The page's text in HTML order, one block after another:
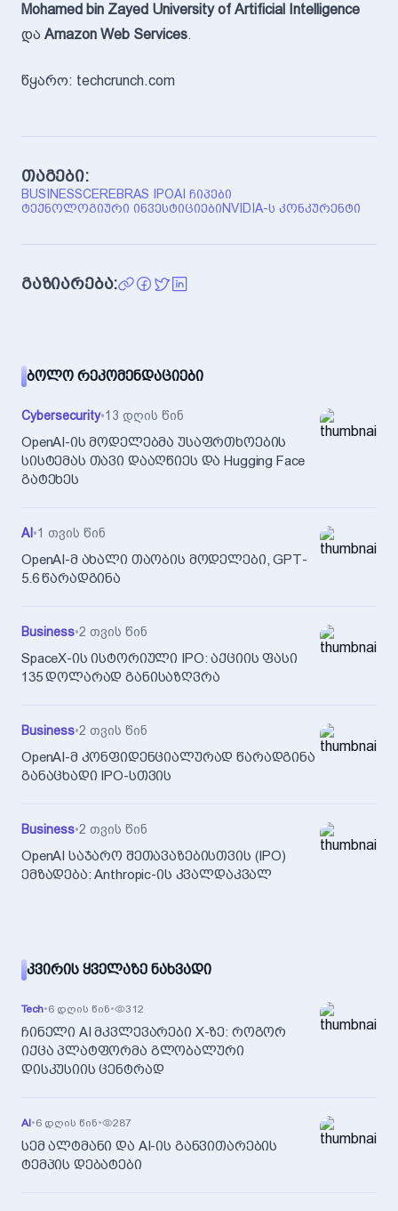
Mohamed bin Zayed University of Artificial Intelligence
და Amazon Web Services.
წყარო: techcrunch.com
თაგები:
BUSINESSCEREBRAS IPOAI ᲩᲘᲞᲔᲑᲘ
ᲢᲔᲥᲜᲝᲚᲝᲒᲘᲣᲠᲘ ᲘᲜᲕᲔᲡᲢᲘᲪᲘᲔᲑᲘNVIDIA-Ს ᲙᲝᲜᲙᲣᲠᲔᲜᲢᲘ
გაზიარება:
ᲑᲝᲚᲝ ᲠᲔᲙᲝᲛᲔᲜᲓᲐᲪᲘᲔᲑᲘ
Cybersecurity•13 დღის წინ
OpenAI-ის მოდელებმა უსაფრთხოების
სისტემას თავი დააღწიეს და Hugging Face
გატეხეს
AI •1 თვის წინ
OpenAI-მ ახალი თაობის მოდელები, GPT-
5.6 წარადგინა
Business•2 თვის წინ
SpaceX-ის ისტორიული IPO: აქციის ფასი
135 დოლარად განისაზღვრა
Business•2 თვის წინ
OpenAI-მ კონფიდენციალურად წარადგინა
განაცხადი IPO-სთვის
Business•2 თვის წინ
OpenAI საჯარო შეთავაზებისთვის (IPO)
ემზადება: Anthropic-ის კვალდაკვალ
ᲙᲕᲘᲠᲘᲡ ᲧᲕᲔᲚᲐᲖᲔ ᲜᲐᲮᲕᲐᲓᲘ
Tech•6 დღის წინ• 312
ჩინელი AI მკვლევარები X-ზე: როგორ
იქცა პლატფორმა გლობალური
დისკუსიის ცენტრად
AI•6 დღის წინ• 287
სემ ალტმანი და AI-ის განვითარების
ტემპის დებატები